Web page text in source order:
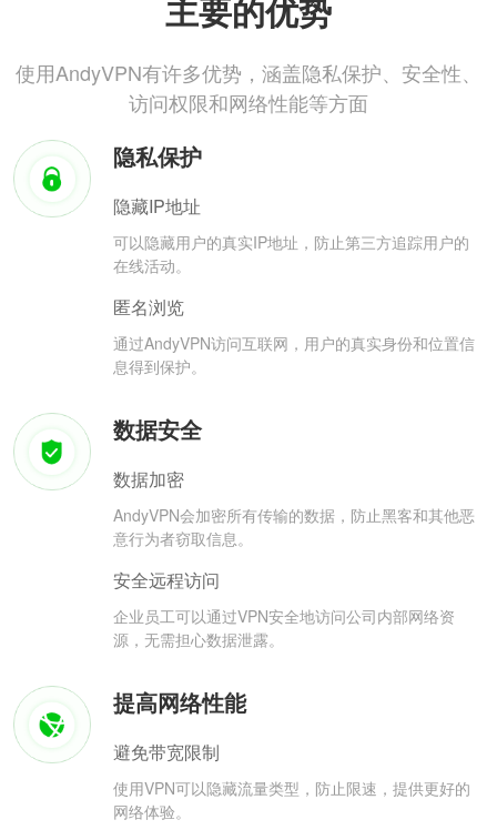
主要的优势
使用AndyVPN有许多优势，涵盖隐私保护、安全性、
访问权限和网络性能等方面
隐私保护
隐藏IP地址
可以隐藏用户的真实IP地址，防止第三方追踪用户的
在线活动。
匿名浏览
通过AndyVPN访问互联网，用户的真实身份和位置信
息得到保护。
数据安全
数据加密
AndyVPN会加密所有传输的数据，防止黑客和其他恶
意行为者窃取信息。
安全远程访问
企业员工可以通过VPN安全地访问公司内部网络资
源，无需担心数据泄露。
提高网络性能
避免带宽限制
使用VPN可以隐藏流量类型，防止限速，提供更好的
网络体验。